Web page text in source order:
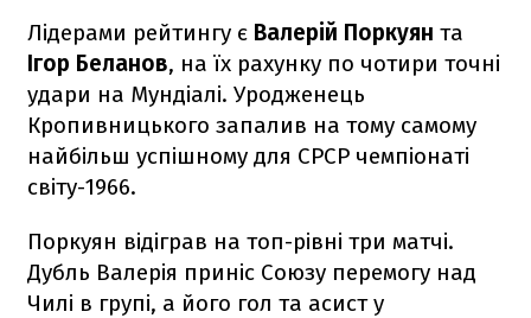
Лідерами рейтингу є Валерій Поркуян та
Ігор Беланов, на їх рахунку по чотири точні
удари на Мундіалі. Уродженець
Кропивницького запалив на тому самому
найбільш успішному для СРСР чемпіонаті
світу-1966.
Поркуян відіграв на топ-рівні три матчі.
Дубль Валерія приніс Союзу перемогу над
Чилі в групі, а його гол та асист у